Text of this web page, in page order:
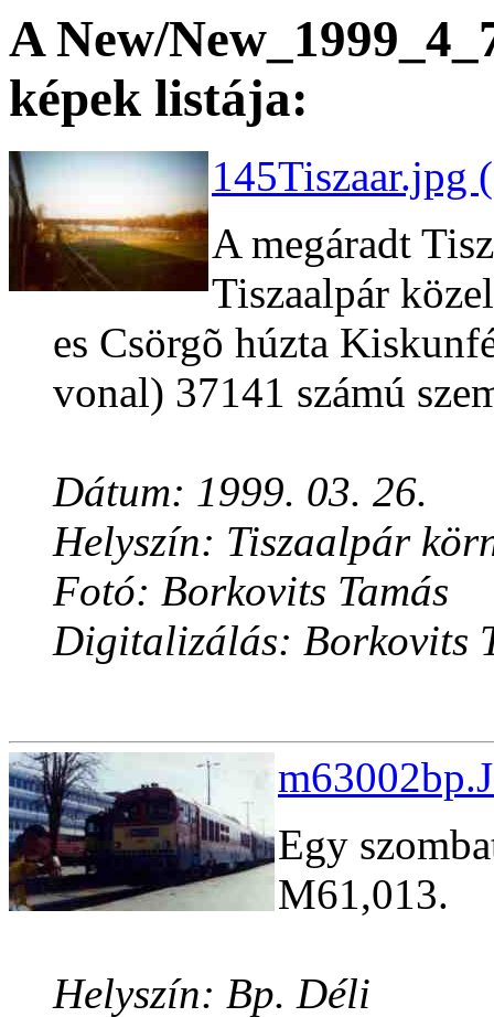
A New/
képek listája:
145Tiszaar.jpg
A megáradt
Tiszaalpár
es Csörgõ húzta
vonal) 37141 számú
Dátum: 1999. 03. 26.
Helyszín: Tiszaalpár
Fotó: Borkovits Tamás
Digitalizálás: Borkovits
Egy
M61,013.
Helyszín: Bp. Déli